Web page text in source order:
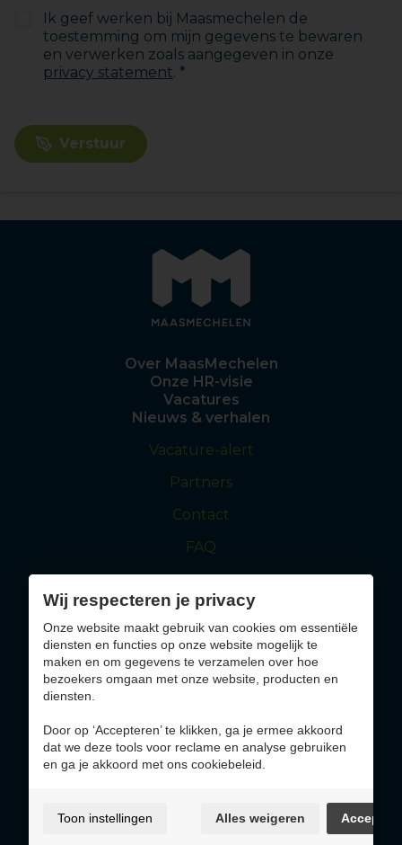
Ik geef werken bij Maasmechelen de
toestemming om mijn gegevens te bewaren
en verwerken zoals aangegeven in onze
privacy statement. *
Verstuur
Over MaasMechelen
Onze HR-visie
Vacatures
Nieuws & verhalen
Vacature-alert
Partners
Contact
FAQ
maasmechelen.be
visitmaasmechelen.be
Solliciteer nu
passen?
Inschrijven
Wij respecteren je privacy
Onze website maakt gebruik van cookies om essentiële
diensten en functies op onze website mogelijk te
maken en om gegevens te verzamelen over hoe
bezoekers omgaan met onze website, producten en
diensten.
Door op ‘Accepteren’ te klikken, ga je ermee akkoord
dat we deze tools voor reclame en analyse gebruiken
en ga je akkoord met ons cookiebeleid.
Toon instellingen Alles weigeren